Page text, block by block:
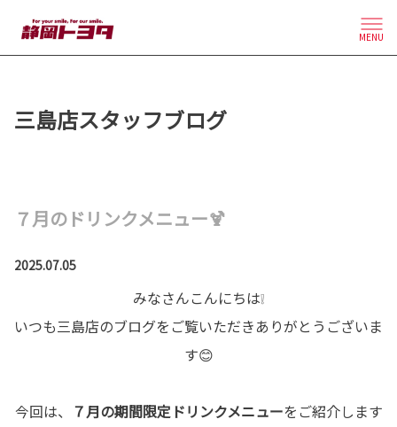
MENU
三島店スタッフブログ
７月のドリンクメニュー🍹
2025.07.05
みなさんこんにちは❕
いつも三島店のブログをご覧いただきありがとうございま
す😊
今回は、 ７月の期間限定ドリンクメニューをご紹介します